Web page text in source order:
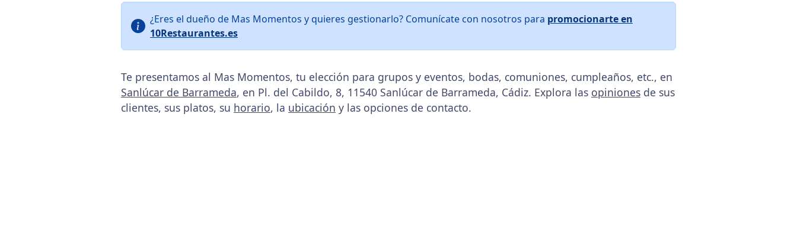
¿Eres el dueño de Mas Momentos y quieres gestionarlo? Comunícate con nosotros para promocionarte en
10Restaurantes.es
Te presentamos al Mas Momentos, tu elección para grupos y eventos, bodas, comuniones, cumpleaños, etc., en
Sanlúcar de Barrameda, en Pl. del Cabildo, 8, 11540 Sanlúcar de Barrameda, Cádiz. Explora las opiniones de sus
clientes, sus platos, su horario, la ubicación y las opciones de contacto.